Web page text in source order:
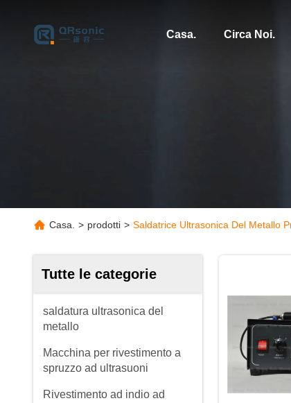
Casa. Circa Noi.
Casa. > prodotti > Saldatrice Ultrasonica Del Metallo
Tutte le categorie
saldatura ultrasonica del
metallo
Macchina per rivestimento a
spruzzo ad ultrasuoni
Rivestimento ad indio ad